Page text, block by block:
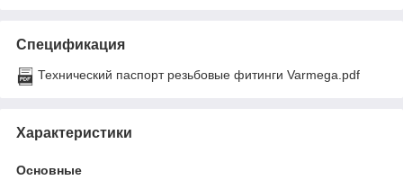
Спецификация
Технический паспорт резьбовые фитинги Varmega.pdf
Характеристики
Основные